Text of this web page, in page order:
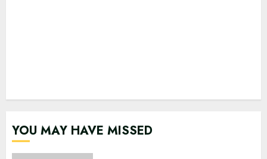
YOU MAY HAVE MISSED